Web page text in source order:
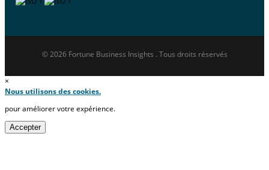
© 2026 Fortune Business Insights . Tous droits réservés
×
Nous utilisons des cookies.
pour améliorer votre expérience.
Accepter